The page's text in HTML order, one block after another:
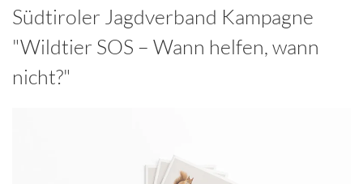
Südtiroler Jagdverband Kampagne
"Wildtier SOS – Wann helfen, wann
nicht?"